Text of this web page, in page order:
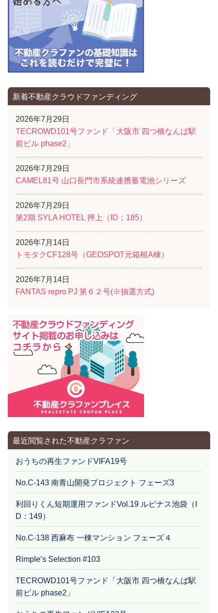
新着不動産クラウドファンディング
2026年7月29日
TECROWD101号ファンド「大阪市 四つ橋なんば駅
前ビル phase2」
2026年7月29日
CAMEL81号 山口長門市系統連携蓄電池シリーズ
2026年7月29日
第2期 SYLA HOTEL 押上（ID：185）
2026年7月14日
トモタクCF128号（GEOSPOT元箱根A棟）
2026年7月14日
FANTAS repro PJ 第６２号(※抽選方式)
最近閲覧された不動産クラファン
おうちの再生ファンドVIFA19号
No.C-143 南青山開発プロジェクト フェーズ3
利回りくん短期運用ファンドVol.19 ルピナス池袋（I
D：149）
No.C-138 西麻布 一棟マンション フェーズ４
Rimple’s Selection #103
TECROWD101号ファンド「大阪市 四つ橋なんば駅
前ビル phase2」